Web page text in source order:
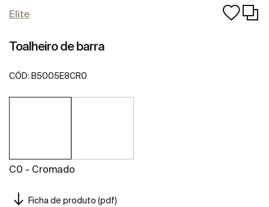
Elite
Toalheiro de barra
CÓD: B5005E8CR0
C0 - Cromado
Ficha de produto (pdf)